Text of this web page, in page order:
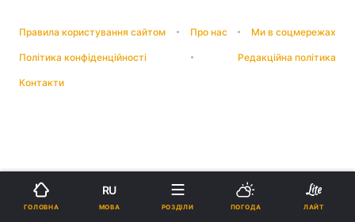
Правила користування сайтом Про нас Ми в соцмережах
Політика конфіденційності Редакційна політика
Контакти
ГОЛОВНА
RU
МОВА РОЗДІЛИ ПОГОДА ЛАЙТ